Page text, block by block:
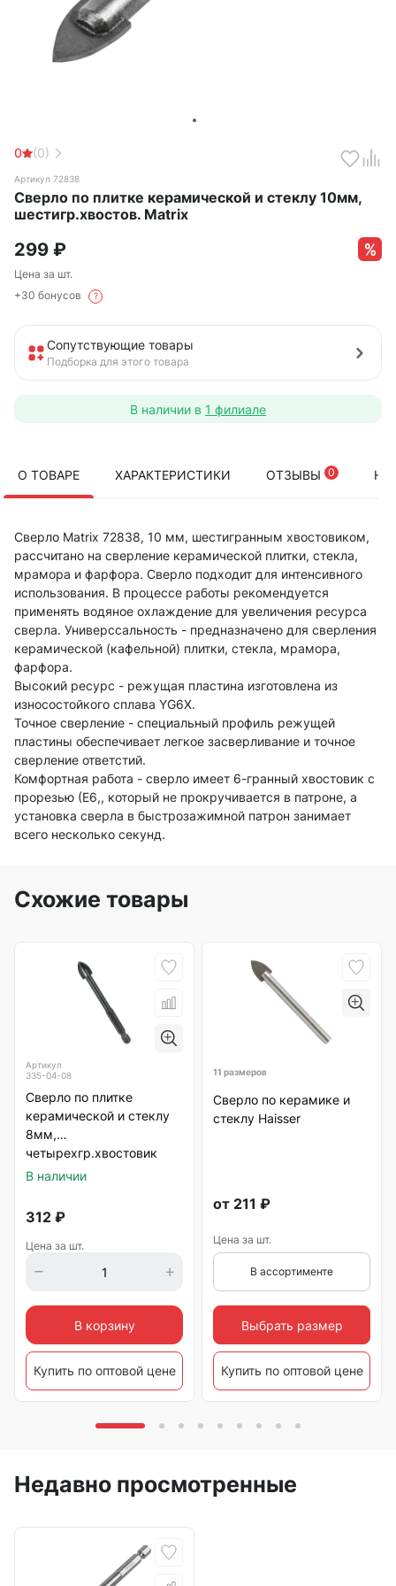
0 (0)
Артикул 72838
Сверло по плитке керамической и стеклу 10мм,
шестигр.хвостов. Matrix
299 ₽
Цена за шт.
+30 бонусов
?
Сопутствующие товары
Подборка для этого товара
В наличии в 1 филиале
О ТОВАРЕ ХАРАКТЕРИСТИКИ ОТЗЫВЫ 0
Сверло Matrix 72838, 10 мм, шестигранным хвостовиком,
рассчитано на сверление керамической плитки, стекла,
мрамора и фарфора. Сверло подходит для интенсивного
использования. В процессе работы рекомендуется
применять водяное охлаждение для увеличения ресурса
сверла. Универссальность - предназначено для сверления
керамической (кафельной) плитки, стекла, мрамора,
фарфора.
Высокий ресурс - режущая пластина изготовлена из
износостойкого сплава YG6X.
Точное сверление - cпециальный профиль режущей
пластины обеспечивает легкое засверливание и точное
сверление ответстий.
Комфортная работа - сверло имеет 6-гранный хвостовик с
прорезью (Е6,, который не прокручивается в патроне, а
установка сверла в быстрозажимной патрон занимает
всего несколько секунд.
Схожие товары
Артикул
335-04-08
Сверло по плитке
керамической и стеклу
8мм,
четырехгр.хвостовик
VERTEXTOOLS
В наличии
312 ₽
Цена за шт.
В корзину
Купить по оптовой цене
11 размеров
Сверло по керамике и
стеклу Haisser
от 211 ₽
Цена за шт.
В ассортименте
Выбрать размер
Купить по оптовой цене
Недавно просмотренные